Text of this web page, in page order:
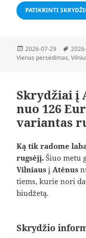
PATIKRINTI
Paskelbta
2026-07-29
Vienas persėdimas,
Skrydžiai į
nuo 126
variantas
Ką tik radome
rugsėjį. Šiuo metu
Vilniaus įAtėnus
tiems, kurie nori
biudžetą.
Skrydžio